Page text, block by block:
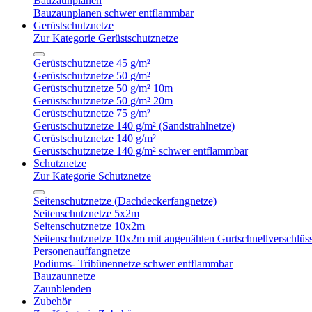
Bauzaunplanen schwer entflammbar
Gerüstschutznetze
Zur Kategorie Gerüstschutznetze
Gerüstschutznetze 45 g/m²
Gerüstschutznetze 50 g/m²
Gerüstschutznetze 50 g/m² 10m
Gerüstschutznetze 50 g/m² 20m
Gerüstschutznetze 75 g/m²
Gerüstschutznetze 140 g/m² (Sandstrahlnetze)
Gerüstschutznetze 140 g/m²
Gerüstschutznetze 140 g/m² schwer entflammbar
Schutznetze
Zur Kategorie Schutznetze
Seitenschutznetze (Dachdeckerfangnetze)
Seitenschutznetze 5x2m
Seitenschutznetze 10x2m
Seitenschutznetze 10x2m mit angenähten
Personenauffangnetze
Podiums- Tribünennetze schwer entflammbar
Bauzaunnetze
Zaunblenden
Zubehör